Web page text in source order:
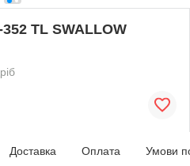
TL SWALLOW
Доставка Оплата Умови